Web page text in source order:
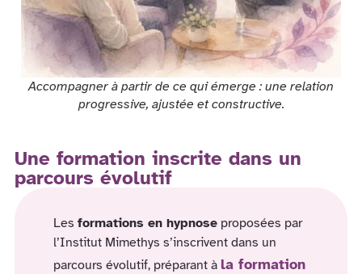
Accompagner à partir de ce qui émerge : une relation
progressive, ajustée et constructive.
Une formation inscrite dans un
parcours évolutif
Les formations en hypnose proposées par
l’Institut Mimethys s’inscrivent dans un
parcours évolutif, préparant à la formation